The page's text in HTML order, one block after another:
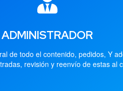
ADMINISTRADOR
de todo el contenido, pedidos, Y
revisión y reenvío de estas al